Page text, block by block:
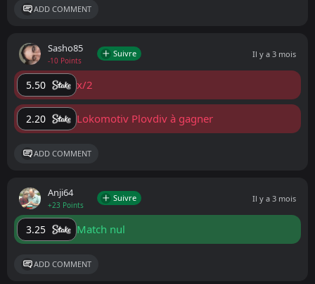
ADD COMMENT
Sasho85
-10 Points
Suivre Il y a 3 mois
5.50 x/2
2.20 Lokomotiv Plovdiv à gagner
ADD COMMENT
Anji64
+23 Points
Suivre Il y a 3 mois
3.25 Match nul
ADD COMMENT